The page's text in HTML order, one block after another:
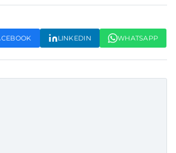
LINKEDIN WHATSAPP